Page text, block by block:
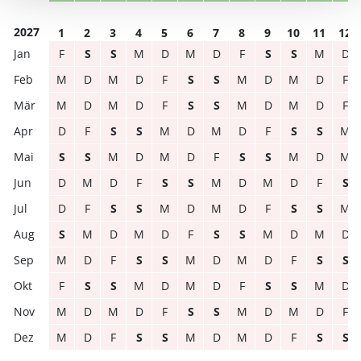
2027 1 2 3 4 5 6 7 8 9 10 11
12
F
S S M D M D F S S M
D
M
D M D F S S M D M D
F
M
D M D F S S M D M D
F
D
F S S M D M D F S S
M
S
S M D M D F S S M D
M
D
M D F S S M D M D F
S
D
F S S M D M D F S S
M
S
M D M D F S S M D M
D
M
D F S S M D M D F S
S
F
S S M D M D F S S M
D
M
D M D F S S M D M D
F
M
D F S S M D M D F S S